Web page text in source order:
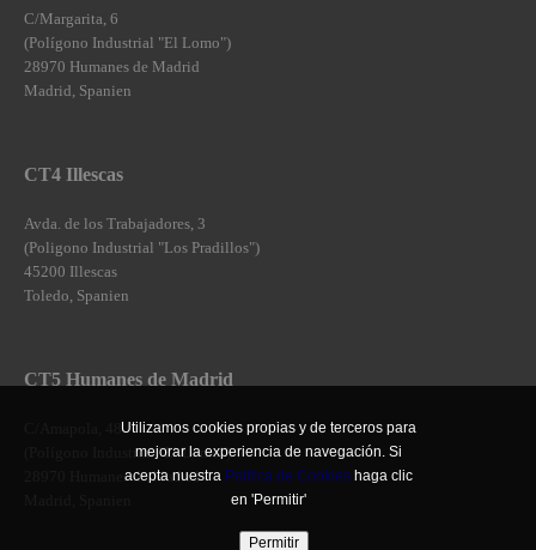
C/Margarita, 6
(Polígono Industrial "El Lomo")
28970 Humanes de Madrid
Madrid, Spanien
CT4 Illescas
Avda. de los Trabajadores, 3
(Poligono Industrial "Los Pradillos")
45200 Illescas
Toledo, Spanien
CT5 Humanes de Madrid
(Polígono Industrial "El Lomo")
28970 Humanes de Madrid
Utilizamos cookies propias y de terceros para
mejorar la experiencia de navegación. Si
acepta nuestra Politica de Cookieshaga clic
en 'Permitir'